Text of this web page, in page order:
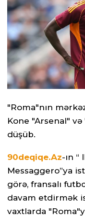
"Roma"nın
Kone "Arsenal" və
düşüb.
90deqiqe.Az-ın “
Messaggero”ya
görə, fransalı
davam etdirmək
vaxtlarda